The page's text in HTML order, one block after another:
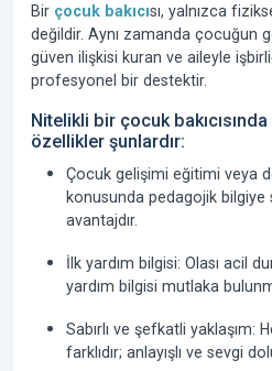
Bir çocuk bakıcısı, yalnızca
değildir. Aynı zamanda çocuğun
güven ilişkisi kuran ve aileyle
profesyonel bir destektir.
Nitelikli bir çocuk
özellikler şunlardır:
Çocuk gelişimi eğitimi veya
konusunda pedagojik bilgiye
avantajdır.
İlk yardım bilgisi: Olası acil
yardım bilgisi mutlaka
Sabırlı ve şefkatli yaklaşım:
farklıdır; anlayışlı ve sevgi